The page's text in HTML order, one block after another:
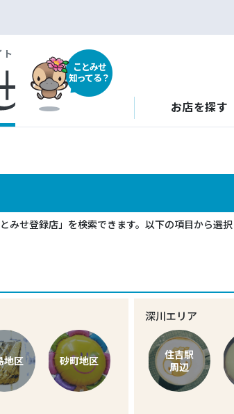
ことみせ
知ってる？
お店を探す
みせ登録店」を検索できます。以下の項目から選択
地区 砂町地区
深川エリア
住吉駅
周辺